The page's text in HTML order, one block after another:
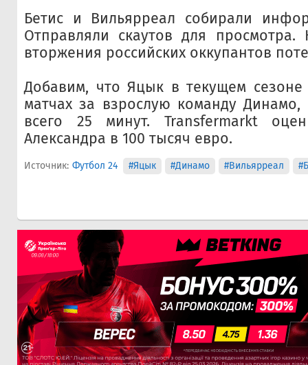
Бетис и Вильярреал собирали
Отправляли скаутов для
вторжения российских оккупантов
Добавим, что Яцык в текущем
матчах за взрослую команду
всего 25 минут. Transfermarkt
Александра в 100 тысяч евро.
Источник: Футбол 24 #Яцык #Динамо #Вильярреал